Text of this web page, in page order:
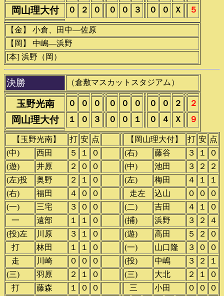
岡山理大付 ０ ２ ０ ０ ０ ３ ０ ０ Ｘ ５
【金】 小倉、田中―佐原
【岡】 中嶋―浜野
[本] 浜野（岡）
決勝 （倉敷マスカットスタジアム）
玉野光南 ０ ０ ０ ０ ０ ０ ０ ０ ２ ２
岡山理大付 １ ０ ３ ０ ０ １ ０ ４ Ｘ ９
【玉野光南】 打 安 点 【岡山理大付】 打 安 点
(中)
西田 ５ １ ０ (右) 藤谷 ３ １
０
(遊)
井原 ２ ０ ０ (中) 池田 ３ ２
２
(左)投
奥野 ２ １ ０ (左) 梅田 ４ １
１
(右)
福田 ４ ０ ０ 走左 込山 ０ ０
０
(一)
三宅 ３ ０ ０ (二) 吉田 ４ １
０
一 遠部 １ １ ０ (捕) 浜野 ３ ２
４
(投)左
川原 ３ １ ０ (遊) 高田 ５ ２
０
打 林田 １ １ ０ (一) 山口隆 ３ ０
０
走 川崎 ０ ０ ０ (投) 中嶋 ３ ２
１
(三)
羽原 ２ １ ０ (三) 大北 ２ １
０
打 藤森 １ ０ ０ 三 小田 ０ ０ ０